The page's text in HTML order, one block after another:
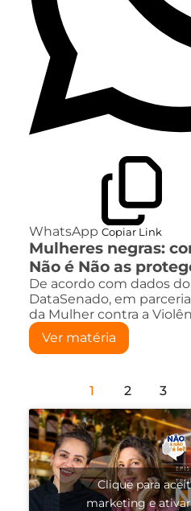
WhatsApp Copiar Link
Mulheres negras:
Não é Não as
De acordo com dados
DataSenado, em
da Mulher contra a
Ver matéria
1 2 3
Clique para
marketing e